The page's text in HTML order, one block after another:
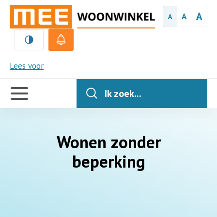
A A A
Lees voor
MEE
Handige
links
Ik zoek...
Wonen zonder
beperking